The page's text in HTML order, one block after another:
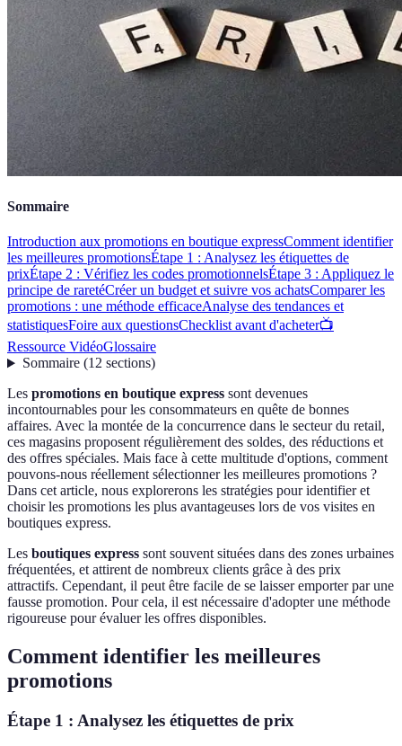
Sommaire
Introduction aux promotions en boutique expressComment identifier
les meilleures promotionsÉtape 1 : Analysez les étiquettes de
prixÉtape 2 : Vérifiez les codes promotionnelsÉtape 3 : Appliquez le
principe de raretéCréer un budget et suivre vos achatsComparer les
promotions : une méthode efficaceAnalyse des tendances et
statistiquesFoire aux questionsChecklist avant d'acheter📺
Ressource VidéoGlossaire
Sommaire(12 sections)
Les promotions en boutique express sont devenues
incontournables pour les consommateurs en quête de bonnes
affaires. Avec la montée de la concurrence dans le secteur du retail,
ces magasins proposent régulièrement des soldes, des réductions et
des offres spéciales. Mais face à cette multitude d'options, comment
pouvons-nous réellement sélectionner les meilleures promotions ?
Dans cet article, nous explorerons les stratégies pour identifier et
choisir les promotions les plus avantageuses lors de vos visites en
boutiques express.
Les boutiques express sont souvent situées dans des zones urbaines
fréquentées, et attirent de nombreux clients grâce à des prix
attractifs. Cependant, il peut être facile de se laisser emporter par une
fausse promotion. Pour cela, il est nécessaire d'adopter une méthode
rigoureuse pour évaluer les offres disponibles.
Comment identifier les meilleures
promotions
Étape 1 : Analysez les étiquettes de prix